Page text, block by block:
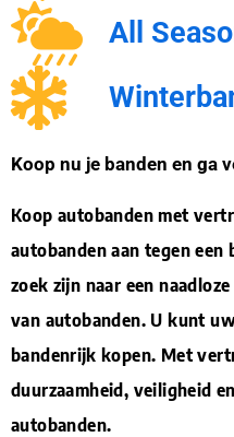
All
Koop nu je banden en ga
Koop autobanden met
autobanden aan tegen
zoek zijn naar een
van autobanden. U kunt
bandenrijk kopen. Met
duurzaamheid, veiligheid
autobanden.